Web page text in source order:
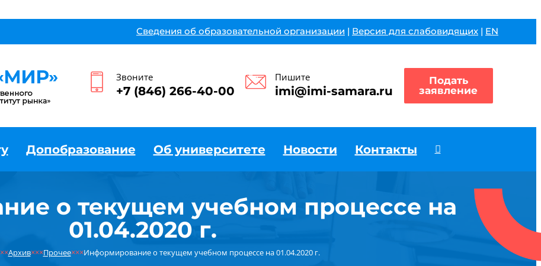
Сведения об образовательной организации | Версия для слабовидящих | EN
Звоните
+7 (846) 266-40-00
Пишите
imi@imi-samara.ru
Подать
заявление
Допобразование Об университете Новости Контакты
о текущем учебном процессе на
01.04.2020 г.
Архив×××Прочее×××Информирование о текущем учебном процессе на 01.04.2020 г.